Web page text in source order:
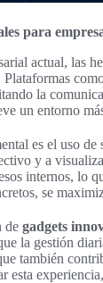
para
actual, las
la
un entorno
es el uso
y a
internos, lo
se
de gadgets
la gestión
también
esta